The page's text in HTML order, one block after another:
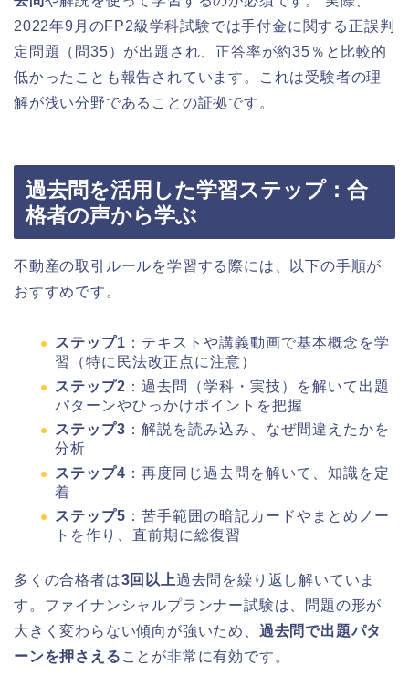
2022年9月のFP2級学科試験では手付金に関する正誤判
定問題（問35）が出題され、正答率が約35％と比較的
低かったことも報告されています。これは受験者の理
解が浅い分野であることの証拠です。
過去問を活用した学習ステップ：合
格者の声から学ぶ
不動産の取引ルールを学習する際には、以下の手順が
おすすめです。
ステップ1 ：テキストや講義動画で基本概念を学
習（特に民法改正点に注意）
ステップ2 ：過去問（学科・実技）を解いて出題
パターンやひっかけポイントを把握
ステップ3 ：解説を読み込み、なぜ間違えたかを
分析
ステップ4 ：再度同じ過去問を解いて、知識を定
着
ステップ5 ：苦手範囲の暗記カードやまとめノー
トを作り、直前期に総復習
多くの合格者は3回以上過去問を繰り返し解いていま
す。ファイナンシャルプランナー試験は、問題の形が
大きく変わらない傾向が強いため、 過去問で出題パタ
ーンを押さえる ことが非常に有効です。